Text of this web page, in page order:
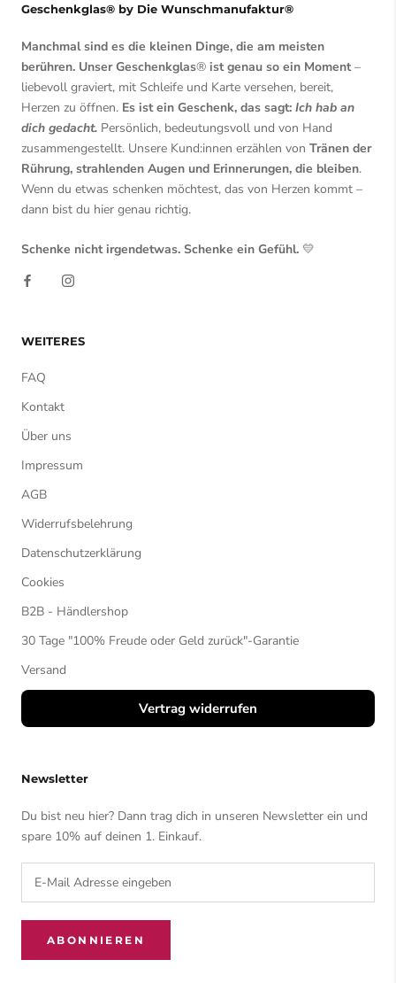
Geschenkglas® by Die Wunschmanufaktur®
Manchmal sind es die kleinen Dinge, die am meisten
berühren. Unser Geschenkglas® ist genau so ein Moment–
liebevoll graviert, mit Schleife und Karte versehen, bereit,
Herzen zu öffnen. Es ist ein Geschenk, das sagt: Ich hab an
dich gedacht. Persönlich, bedeutungsvoll und von Hand
zusammengestellt. Unsere Kund:innen erzählen von Tränen der
Rührung, strahlenden Augen und Erinnerungen, die bleiben.
Wenn du etwas schenken möchtest, das von Herzen kommt –
dann bist du hier genau richtig.
Schenke nicht irgendetwas. Schenke ein Gefühl. 💛
WEITERES
FAQ
Kontakt
Über uns
Impressum
AGB
Widerrufsbelehrung
Datenschutzerklärung
Cookies
B2B - Händlershop
30 Tage "100% Freude oder Geld zurück"-Garantie
Versand
Vertrag widerrufen
Newsletter
Du bist neu hier? Dann trag dich in unseren Newsletter ein und
spare 10% auf deinen 1. Einkauf.
ABONNIEREN